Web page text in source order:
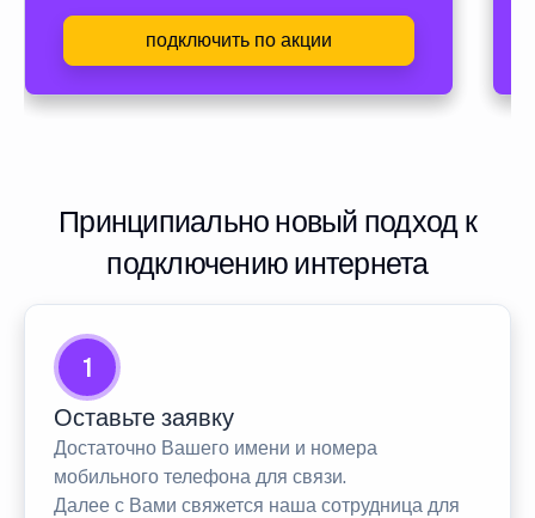
подключить по акции
Принципиально новый подход к
подключению интернета
1
Оставьте заявку
Достаточно Вашего имени и номера
мобильного телефона для связи.
Далее с Вами свяжется наша сотрудница для